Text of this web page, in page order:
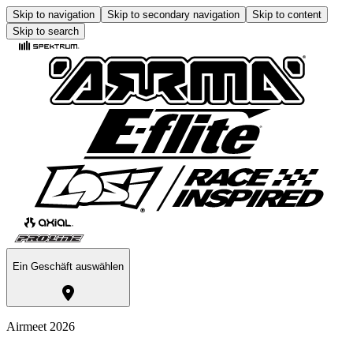
Skip to navigation Skip to secondary navigation
Skip to content
Skip to search
Ein Geschäft auswählen
Airmeet 2026